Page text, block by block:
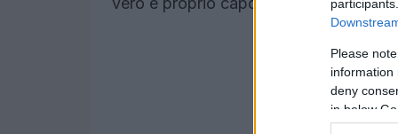
Please
information
deny
in below